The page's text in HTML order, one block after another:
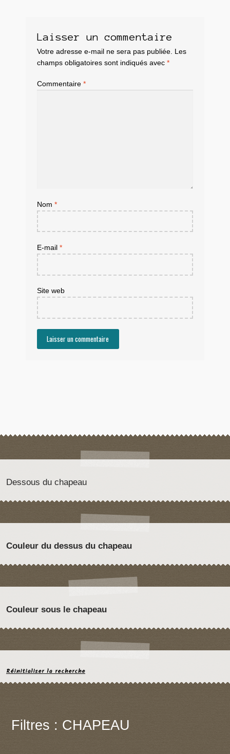
Laisser un commentaire
Votre adresse e-mail ne sera pas publiée.
Les
champs obligatoires sont indiqués avec *
Commentaire *
Nom *
E-mail *
Site web
Dessous du chapeau
Couleur du dessus du chapeau
Couleur sous le chapeau
Réinitialiser la recherche
Filtres : CHAPEAU